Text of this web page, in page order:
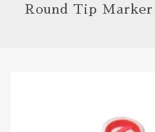
Round Tip Marker